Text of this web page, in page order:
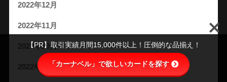
2022年12月
2022年11月
2022年10月
2022年9月
【PR】取引実績月間15,000件以上！圧倒的な品揃え！
「カーナベル」で欲しいカードを探す